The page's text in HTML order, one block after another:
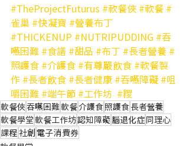
#TheProjectFuturus #軟餐俠 #軟餐 #
雀巢 #快凝寶 #營養布丁
#THICKENUP #NUTRIPUDDING #吞
嚥困難 #食譜 #甜品 #布丁 #長者營養 #
照護食 #介護食 #有尊嚴飲食 #軟餐製
作 #長者飲食 #長者健康 #吞嚥障礙 #咀
嚼困難 #端午節 #工作坊 #糭
軟餐俠吞嚥困難軟餐介護食照護食長者營養
軟餐學堂軟餐工作坊認知障礙 腦退化症同理心
課程社創電子消費券